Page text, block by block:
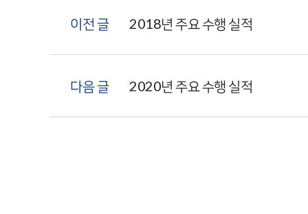
이전 글 2018년 주요 수행 실적
다음 글 2020년 주요 수행 실적